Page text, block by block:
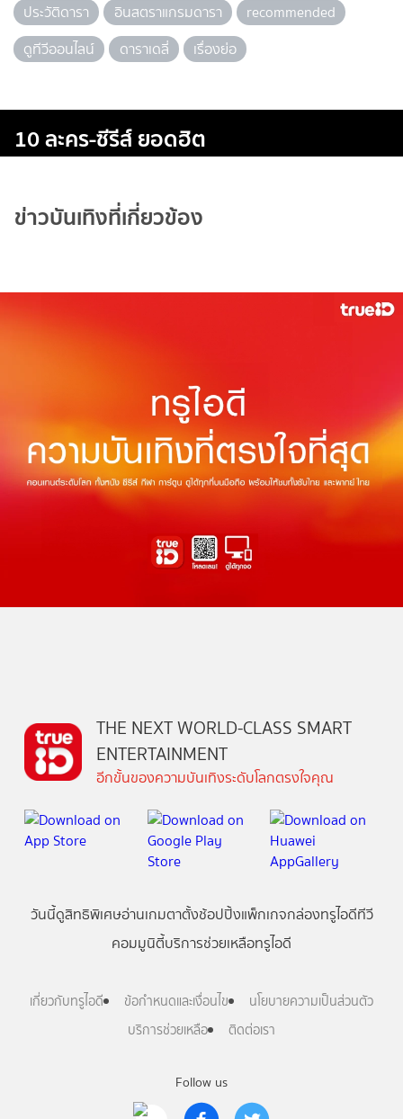
ประวัติดารา
อินสตราแกรมดารา
recommended
ดูทีวีออนไลน์
ดาราเดลี่ เรื่องย่อ
10 ละคร-ซีรีส์ ยอดฮิต
ข่าวบันเทิงที่เกี่ยวข้อง
Follow us
THE NEXT WORLD-CLASS SMART
ENTERTAINMENT
อีกขั้นของความบันเทิงระดับโลกตรงใจคุณ
วันนี้ดูสิทธิพิเศษอ่านเกมตาตั้งช้อปปิ้งแพ็กเกจกล่องทรูไอดีทีวี
คอมมูนิตี้บริการช่วยเหลือทรูไอดี
เกี่ยวกับทรูไอดี ข้อกำหนดและเงื่อนไข
นโยบายความเป็นส่วนตัว
บริการช่วยเหลือ
ติดต่อเรา